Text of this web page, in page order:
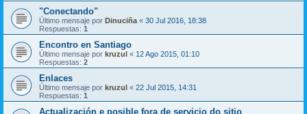
"Conectando"
Último mensaje por Dinuciña « 30 Jul 2016, 18:38
Respuestas: 1
Encontro en Santiago
Último mensaje por kruzul « 12 Ago 2015, 01:10
Respuestas: 2
Enlaces
Último mensaje por kruzul « 22 Jul 2015, 14:31
Respuestas: 1
Actualización e posible fora de servicio do sitio